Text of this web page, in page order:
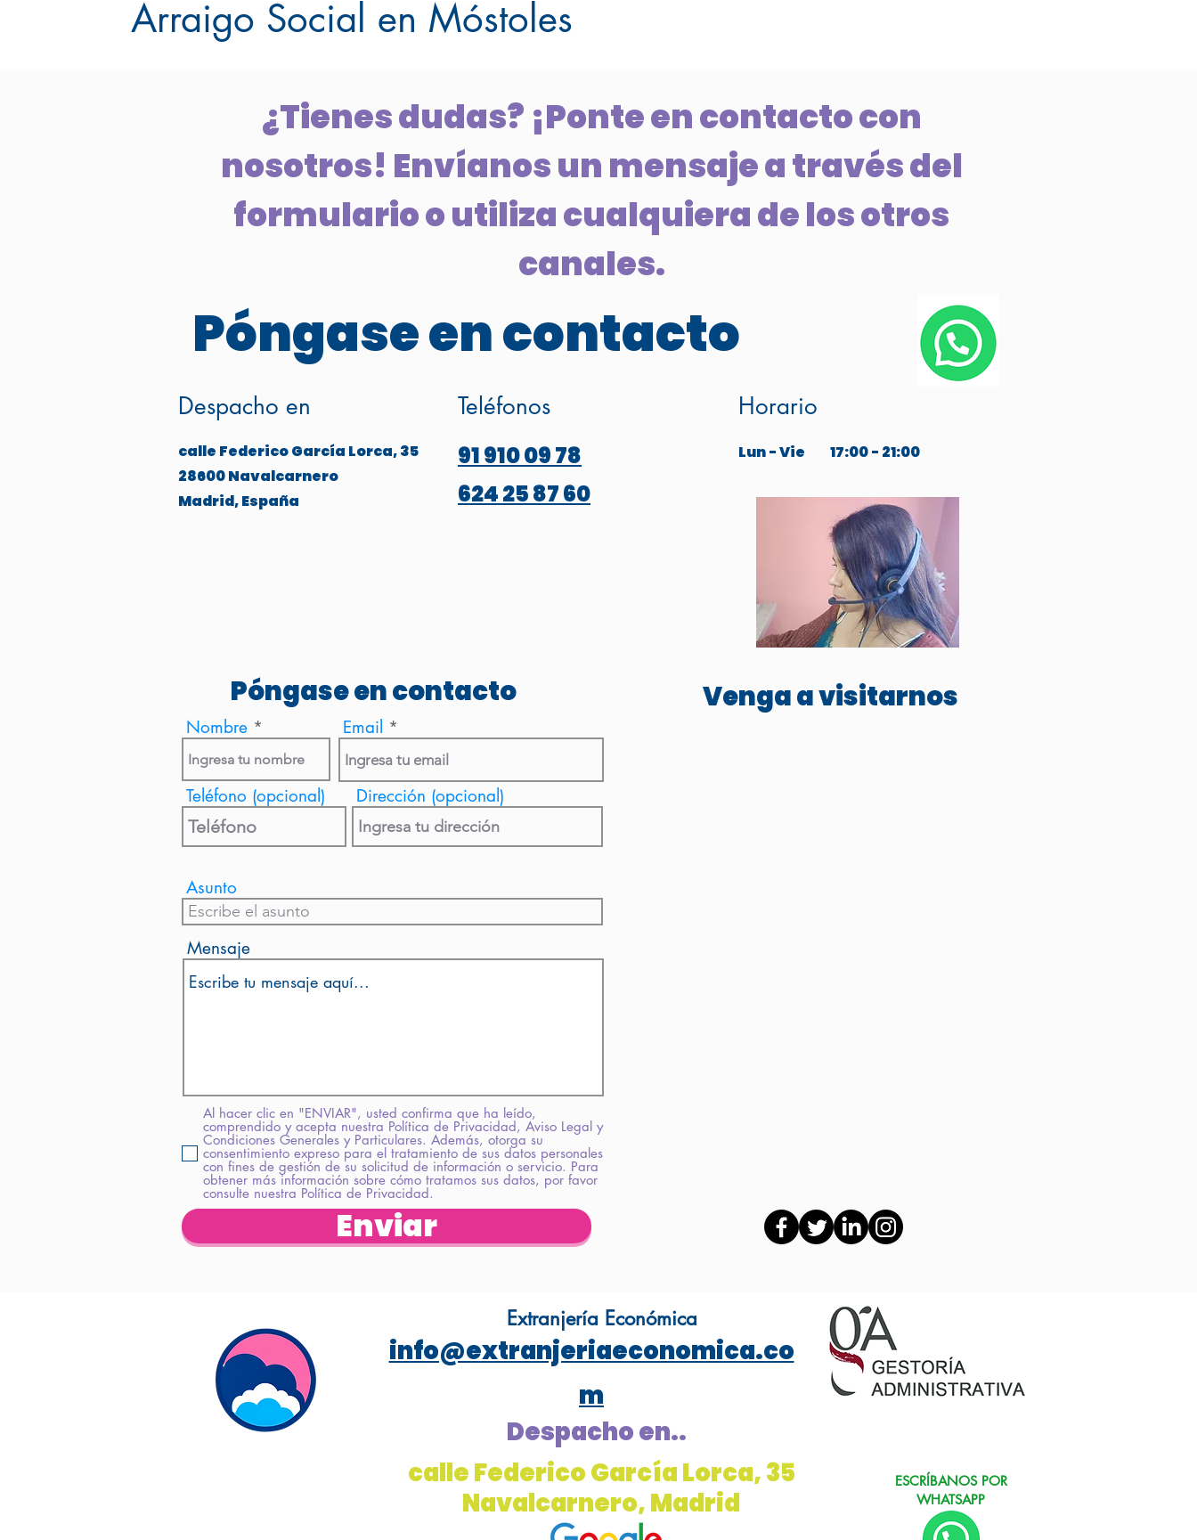
Arraigo Social en Móstoles
¿Tienes dudas? ¡Ponte en contacto con
nosotros! Envíanos un mensaje a través del
formulario o utiliza cualquiera de los otros
canales.
Póngase en contacto
Despacho en
calle Federico García Lorca, 35
28600 Navalcarnero
Madrid, España
Teléfonos
91 910 09 78
624 25 87 60
Horario
Lun - Vie 17:00 - 21:00
Póngase en contacto
Nombre Email
Teléfono (opcional) Dirección (opcional)
Asunto
Mensaje
Al hacer clic en "ENVIAR", usted confirma que ha leído,
comprendido y acepta nuestra Política de Privacidad, Aviso Legal y
Condiciones Generales y Particulares. Además, otorga su
consentimiento expreso para el tratamiento de sus datos personales
con fines de gestión de su solicitud de información o servicio. Para
obtener más información sobre cómo tratamos sus datos, por favor
consulte nuestra Política de Privacidad.
Enviar
Venga a visitarnos
Extranjería Económica
info@extranjeriaeconomica.co
m
Despacho en..
calle Federico García Lorca, 35
Navalcarnero, Madrid
ESCRÍBANOS POR
WHATSAPP